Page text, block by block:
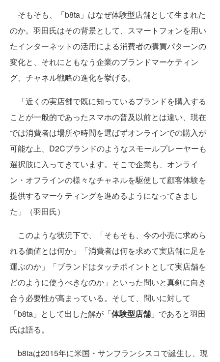
そもそも、「b8ta」はなぜ体験型店舗として生まれた
のか。羽田氏はその背景として、スマートフォンを用い
たインターネットの活用による消費者の購買パターンの
変化と、それにともなう企業のブランドマーケティン
グ、チャネル戦略の進化を挙げる。
「近くの実店舗で既に知っているブランドを購入する
ことが一般的であったスマホの普及以前とは違い、現在
では消費者は場所や時間を選ばずオンラインでの購入が
可能な上、D2Cブランドのようなスモールプレーヤーも
選択肢に入ってきています。そこで企業も、オンライ
ン・オフラインの様々なチャネルを駆使して顧客体験を
提供するマーケティングを進めるようになってきまし
た」（羽田氏）
このような状況下で、「そもそも、今の小売に求めら
れる価値とは何か」「消費者は何を求めて実店舗に足を
運ぶのか」「ブランドはタッチポイントとして実店舗を
どのように使うべきなのか」といった問いと真剣に向き
合う必要性が高まっている。そして、問いに対して
「b8ta」として出した解が「体験型店舗 」であると羽田
氏は語る。
b8taは2015年に米国・サンフランシスコで誕生し、現